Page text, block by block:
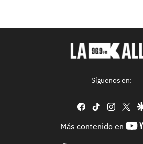
Síguenos en:
facebook
tiktok
Más contenido en